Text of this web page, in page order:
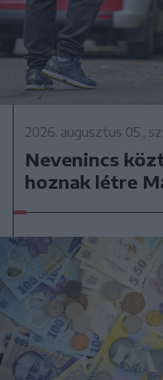
2026. augusztus 05.,
Nevenincs
hoznak létre